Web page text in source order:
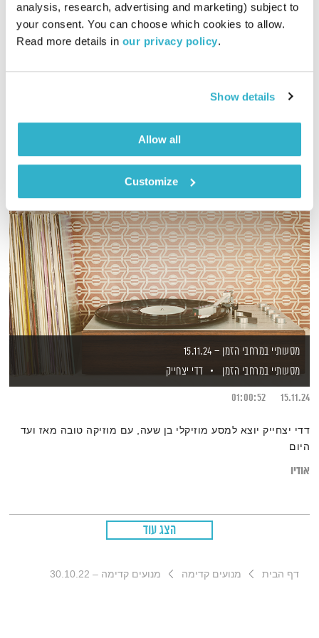
analysis, research, advertising and marketing) subject to
your consent. You can choose which cookies to allow.
Read more details in our privacy policy.
Show details
Allow all
Customize
25.03.19
01:26:03
אודיו
מסעותיי במרחבי הזמן – 15.11.24
מסעותיי במרחבי הזמן
דדי יצחייק
15.11.24
01:00:52
דדי יצחייק יוצא למסע מוזיקלי בן שעה, עם מוזיקה טובה מאז ועד
היום
אודיו
הצג עוד
דף הבית מנועים קדימה מנועים קדימה – 30.10.22